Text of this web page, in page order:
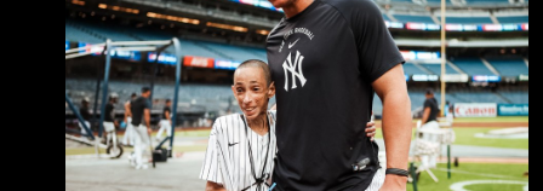
opportunity to meet Yankees Superfan Sarah
before tonight's game!
https://x.com/Yankees/status/208